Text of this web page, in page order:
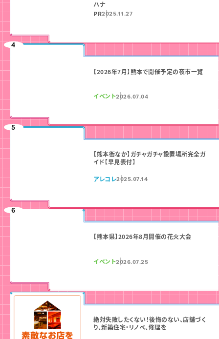
ハナ
PR2025.11.27
【2026年7月】熊本で開催予定の夜市一覧
イベント2026.07.04
【熊本街なか】ガチャガチャ設置場所完全ガ
イド【早見表付】
アレコレ2025.07.14
【熊本県】2026年8月開催の花火大会
イベント2026.07.25
絶対失敗したくない！後悔のない、店舗づく
り、新築住宅・リノベ、修理を